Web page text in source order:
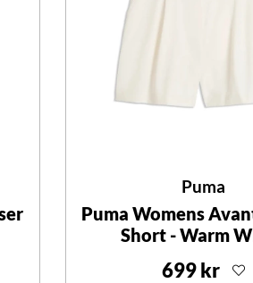
Puma
Puma Womens
Short - Warm
699 kr